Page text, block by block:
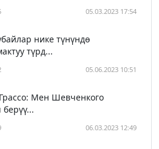
05.03.2023 17:54
нике түнүндө
түрд...
05.06.2023 10:51
Мен Шевченкого
06.03.2023 12:49